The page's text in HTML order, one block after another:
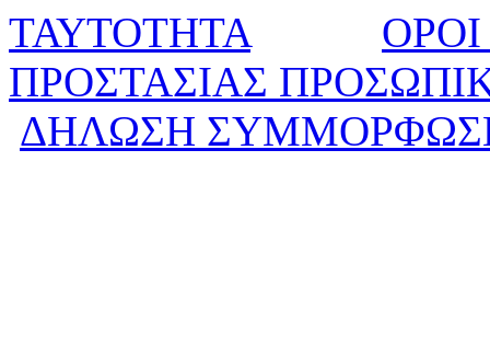
ΤΑΥΤΟΤΗΤΑ
ΠΡΟΣΤΑΣΙΑΣ
ΔΗΛΩΣΗ